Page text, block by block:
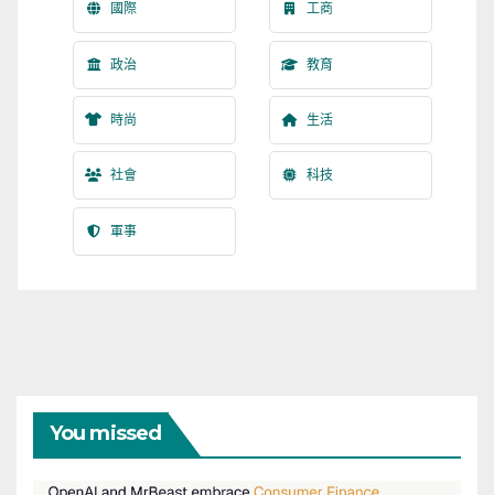
國際 工商
政治 教育
時尚 生活
社會 科技
軍事
You missed